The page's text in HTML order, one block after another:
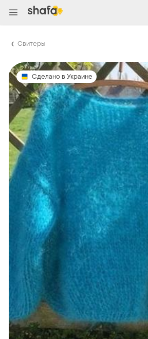
Свитеры
Сделано в Украине